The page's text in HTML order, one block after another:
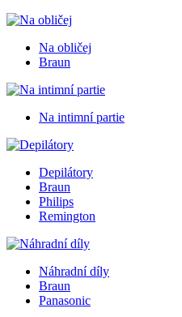
Na obličej
Braun
Na intimní partie
Depilátory
Braun
Philips
Remington
Náhradní díly
Braun
Panasonic